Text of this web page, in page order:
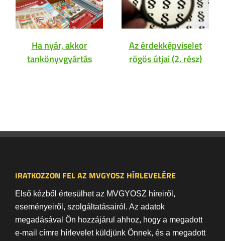
Ha nyár, akkor
tankönyvgyártás
Az érdekképviselet
rögös útjai (2. rész)
IRATKOZZON FEL AZ MVGYOSZ HÍRLEVELÉRE
Első kézből értesülhet az MVGYOSZ híreiről,
eseményeiről, szolgáltatásairól. Az adatok
megadásával Ön hozzájárul ahhoz, hogy a megadott
e-mail címre hírlevelet küldjünk Önnek, és a megadott